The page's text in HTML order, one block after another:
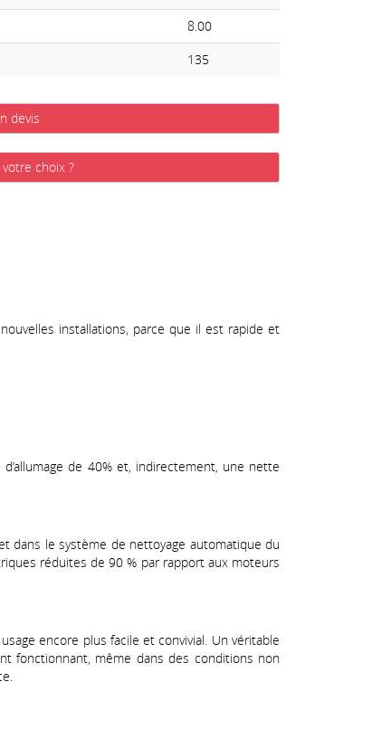
8.00
135
devis
choix ?
installations, parce que il est rapide et
de 40% et, indirectement, une nette
dans le système de nettoyage automatique du
réduites de 90 % par rapport aux moteurs
encore plus facile et convivial. Un véritable
fonctionnant, même dans des conditions non